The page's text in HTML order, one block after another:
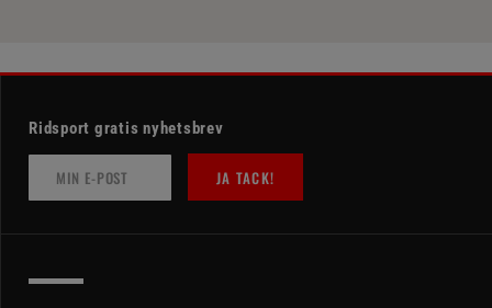
Ridsport gratis nyhetsbrev
JA TACK!